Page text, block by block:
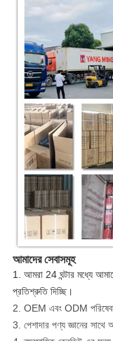
আমাদের সেবাসমূহ
1. আমরা 24 ঘন্টার মধ্যে
প্রতিশ্রুতি দিচ্ছি।
2. OEM এবং ODM
3. পেশাদার পণ্য জ্ঞানের সাথে